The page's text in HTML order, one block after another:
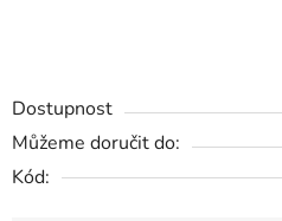
Dostupnost
Můžeme doručit do:
Kód: